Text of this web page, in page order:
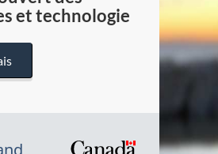
et technologie